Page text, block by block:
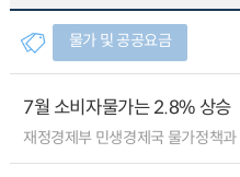
물가 및 공공요금
7월 소비자물가는 2.8% 상승
재정경제부 민생경제국 물가정책과